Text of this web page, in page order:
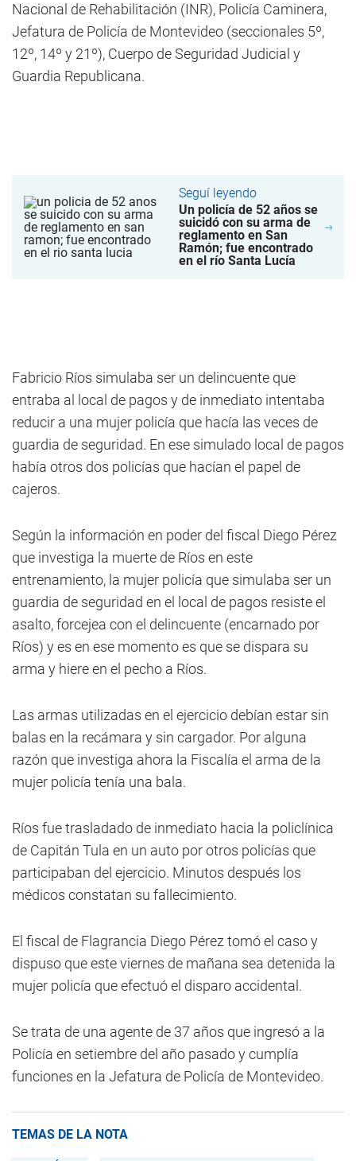
Nacional de Rehabilitación (INR), Policía Caminera,
Jefatura de Policía de Montevideo (seccionales 5º,
12º, 14º y 21º), Cuerpo de Seguridad Judicial y
Guardia Republicana.
Seguí leyendo
Un policía de 52 años se
suicidó con su arma de
reglamento en San
Ramón; fue encontrado
en el río Santa Lucía
Fabricio Ríos simulaba ser un delincuente que
entraba al local de pagos y de inmediato intentaba
reducir a una mujer policía que hacía las veces de
guardia de seguridad. En ese simulado local de pagos
había otros dos policías que hacían el papel de
cajeros.
Según la información en poder del fiscal Diego Pérez
que investiga la muerte de Ríos en este
entrenamiento, la mujer policía que simulaba ser un
guardia de seguridad en el local de pagos resiste el
asalto, forcejea con el delincuente (encarnado por
Ríos) y es en ese momento es que se dispara su
arma y hiere en el pecho a Ríos.
Las armas utilizadas en el ejercicio debían estar sin
balas en la recámara y sin cargador. Por alguna
razón que investiga ahora la Fiscalía el arma de la
mujer policía tenía una bala.
Ríos fue trasladado de inmediato hacia la policlínica
de Capitán Tula en un auto por otros policías que
participaban del ejercicio. Minutos después los
médicos constatan su fallecimiento.
El fiscal de Flagrancia Diego Pérez tomó el caso y
dispuso que este viernes de mañana sea detenida la
mujer policía que efectuó el disparo accidental.
Se trata de una agente de 37 años que ingresó a la
Policía en setiembre del año pasado y cumplía
funciones en la Jefatura de Policía de Montevideo.
TEMAS DE LA NOTA